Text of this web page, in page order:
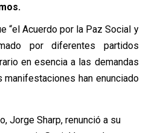
“el Acuerdo por la Paz Social y
por diferentes partidos
en esencia a las demandas
han enunciado